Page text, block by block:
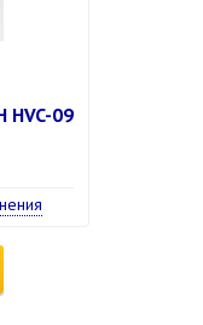
HVC-09